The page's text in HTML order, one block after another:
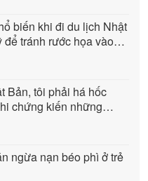
biến khi đi du lịch Nhật
để tránh rước họa vào
Bản, tôi phải há hốc
chứng kiến những
gia đến từ tương
ngừa nạn béo phì ở trẻ